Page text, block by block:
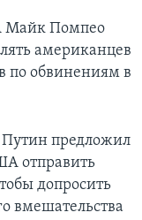
Майк Помпео
американцев
по обвинениям в
предложил
отправить
допросить
вмешательства